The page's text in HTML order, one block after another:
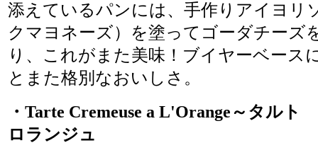
添えているパンには、手作りアイヨリ
クマヨネーズ）を塗ってゴーダチーズ
り、これがまた美味！ブイヤーベース
とまた格別なおいしさ。
・Tarte Cremeuse a L'Orange～タル
ロランジュ